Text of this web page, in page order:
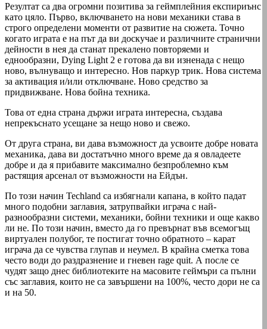
Резултат са два огромни позитива за геймплейния експириънс
като цяло. Първо, включването на нови механики става в
строго определени моменти от развитие на сюжета. Точно
когато играта е на път да ви доскучае и различните странични
дейности в нея да станат прекалено повторяеми и
еднообразни, Dying Light 2 е готова да ви изненада с нещо
ново, вълнуващо и интересно. Нов паркур трик. Нова система
за активация и/или отключване. Ново средство за
придвижване. Нова бойна техника.
Това от една страна държи играта интересна, създава
непрекъснато усещане за нещо ново и свежо.
От друга страна, ви дава възможност да усвоите добре новата
механика, дава ви достатъчно много време да я овладеете
добре и да я прибавите максимално безпроблемно към
растящия арсенал от възможности на Ейдън.
По този начин Techland са избягнали капана, в който падат
много подобни заглавия, затрупвайки играча с най-
разнообразни системи, механики, бойни техники и още какво
ли не. По този начин, вместо да го превърнат във всемогъщ
виртуален полубог, те постигат точно обратното – карат
играча да се чувства глупав и неумел. В крайна сметка това
често води до раздразнение и гневен rage quit. А после се
чудят защо днес библиотеките на масовите геймъри са пълни
със заглавия, които не са завършени на 100%, често дори не са
и на 50.